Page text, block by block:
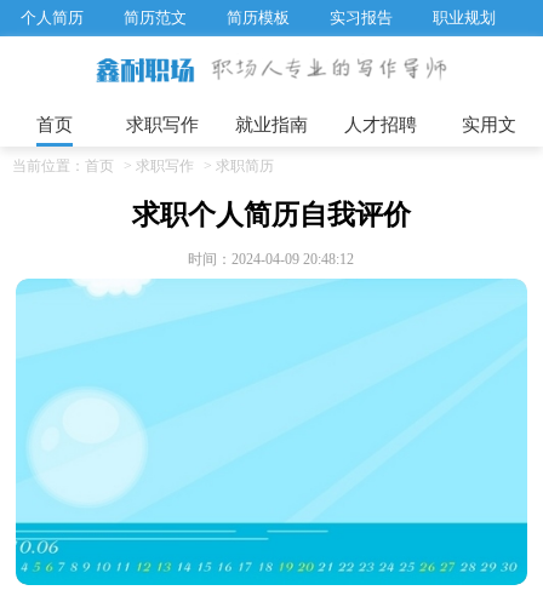
个人简历 简历范文 简历模板 实习报告
职业规划
招聘选拔 企业文化
工作计划
首页 求职写作 就业指南 人才招聘 实用文
当前位置： 首页 > 求职写作 > 求职简历
求职个人简历自我评价
时间：2024-04-09 20:48:12